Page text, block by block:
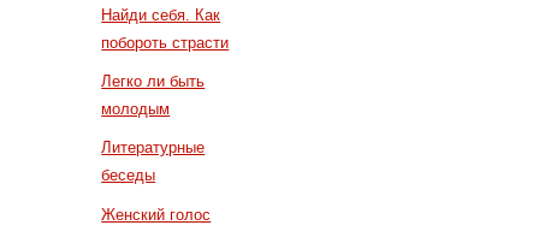
Найди себя. Как
побороть страсти
Легко ли быть
молодым
Литературные
беседы
Женский голос